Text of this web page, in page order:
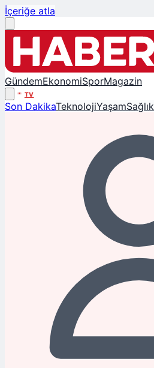
İçeriğe atla
GündemEkonomiSporMagazin
TV
Son DakikaTeknolojiYaşamSağlık